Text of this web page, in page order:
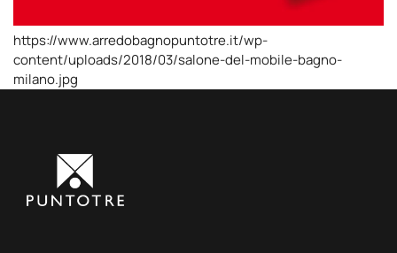
https://www.arredobagnopuntotre.it/wp-
content/uploads/2018/03/salone-del-mobile-bagno-
milano.jpg